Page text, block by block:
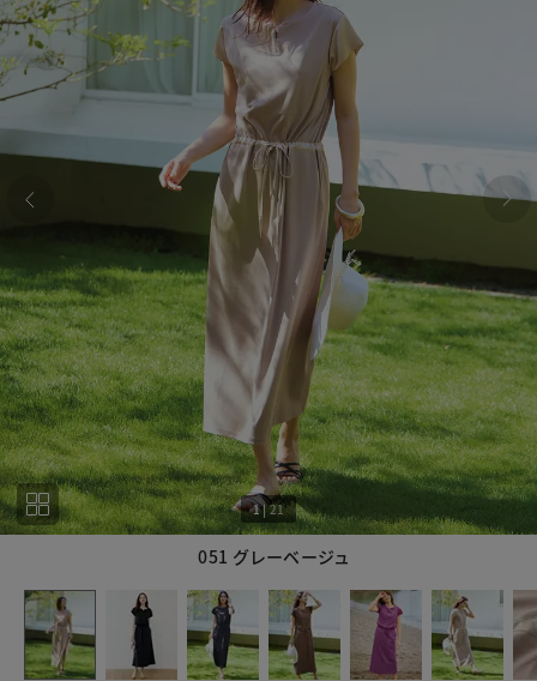
051 グレーベージュ
1|21
1 21